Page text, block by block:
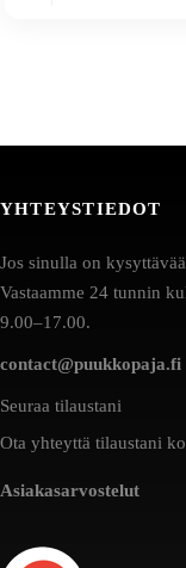
YHTEYSTIEDOT
Jos sinulla on
Vastaamme 24 tunnin
9.00–17.00.
contact@puukkopaja.fi
Seuraa tilaustani
Ota yhteyttä tilaustani
Asiakasarvostelut